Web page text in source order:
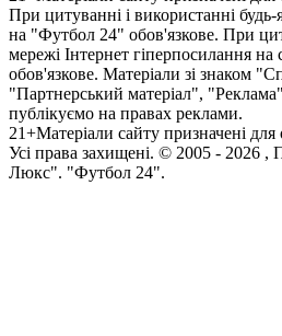
При цитуванні і використанні
на "Футбол 24" обов'язкове. При
мережі Інтернет гіперпосилання на
обов'язкове. Матеріали зі знаком
"Партнерський матеріал",
публікуємо на правах реклами.
21+Матеріали сайту призначені
Усi права захищенi. © 2005 - 2026 ,
Люкс". "Футбол 24".